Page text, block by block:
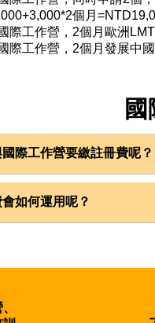
個月
際工作營，2個月歐洲
際工作營，2個月發展中
際工作營要繳註冊費呢？
作營採會員制，欲參加
作營，均由聯合國教科
for International
如何運用呢？
作營。